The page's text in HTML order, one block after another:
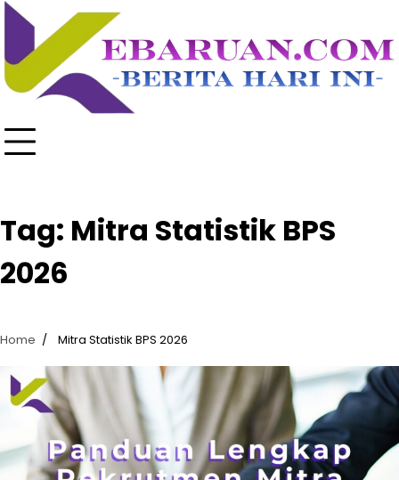
Skip
content
Tag: Mitra Statistik BPS
2026
Home Mitra Statistik BPS 2026